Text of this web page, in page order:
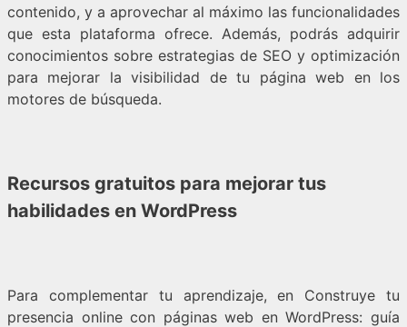
contenido, y a aprovechar al máximo las funcionalidades
que esta plataforma ofrece. Además, podrás adquirir
conocimientos sobre estrategias de SEO y optimización
para mejorar la visibilidad de tu página web en los
motores de búsqueda.
Recursos gratuitos para mejorar tus
habilidades en WordPress
Para complementar tu aprendizaje, en Construye tu
presencia online con páginas web en WordPress: guía